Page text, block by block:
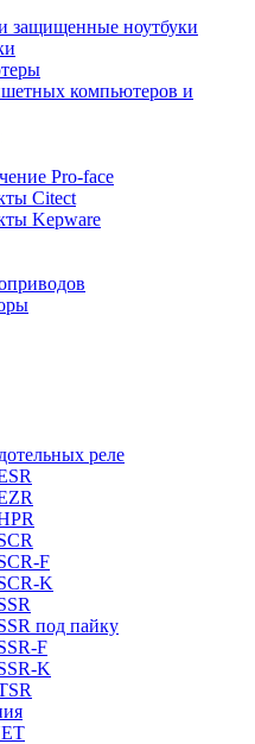
защищенные ноутбуки
компьютеров и
Pro-face
Citect
Kepware
реле
F
K
под пайку
F
K